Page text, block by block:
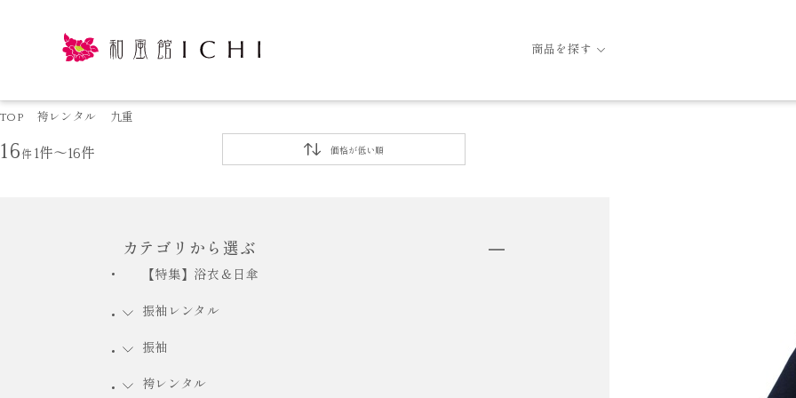
商品を探す
TOP 袴レンタル 九重
16件1件～16件 価格が低い順
カテゴリから選ぶ
【特集】浴衣＆日傘
振袖レンタル
振袖
袴レンタル